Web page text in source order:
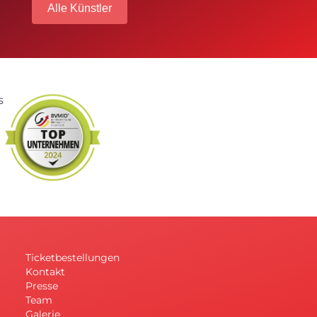
Alle Künstler
Ticketbestellungen
Kontakt
Presse
Team
Galerie